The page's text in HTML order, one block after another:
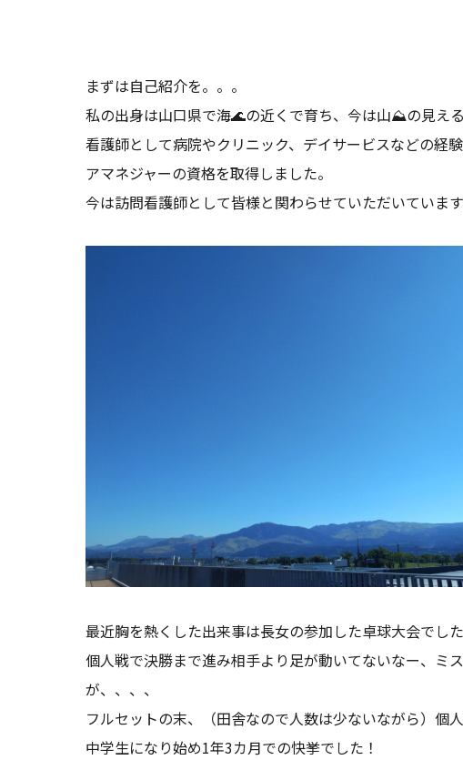
まずは自己紹介を。。。
私の出身は山口県で海🌊の近くで育ち、今は山⛰️の見え
看護師として病院やクリニック、デイサービスなどの経
アマネジャーの資格を取得しました。
今は訪問看護師として皆様と関わらせていただいています
最近胸を熱くした出来事は長女の参加した卓球大会でした
個人戦で決勝まで進み相手より足が動いてないなー、ミ
が、、、、
フルセットの末、（田舎なので人数は少ないながら）個
中学生になり始め1年3カ月での快挙でした！